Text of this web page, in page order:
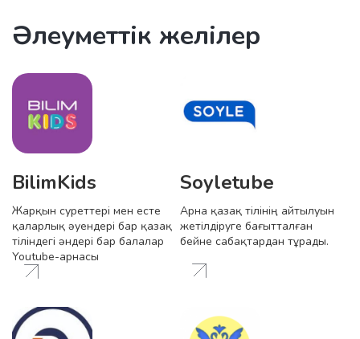
Әлеуметтік желілер
BilimKids
Жарқын суреттері мен есте
қаларлық әуендері бар қазақ
тіліндегі әндері бар балалар
Youtube-арнасы
Soyletube
Арна қазақ тілінің айтылуын
жетілдіруге бағытталған
бейне сабақтардан тұрады.